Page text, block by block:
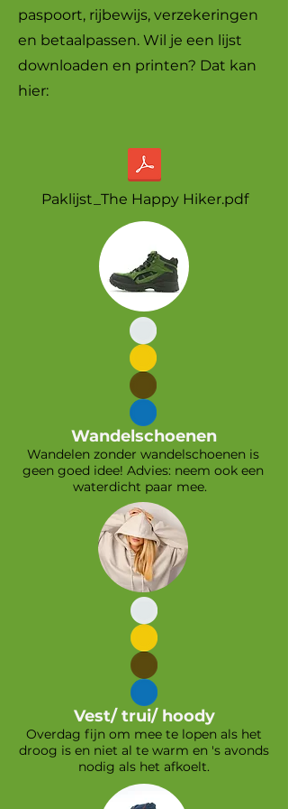
paspoort, rijbewijs, verzekeringen
en betaalpassen. Wil je een lijst
downloaden en printen? Dat kan
hier:
Paklijst_The Happy Hiker.pdf
Wandelschoenen
Wandelen zonder wandelschoenen is
geen goed idee! Advies: neem ook een
waterdicht paar mee.
Vest/ trui/ hoody
Overdag fijn om mee te lopen als het
droog is en niet al te warm en 's avonds
nodig als het afkoelt.